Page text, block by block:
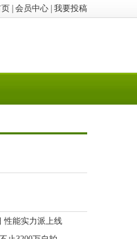
会员中心 我要投稿
性能实力派上线